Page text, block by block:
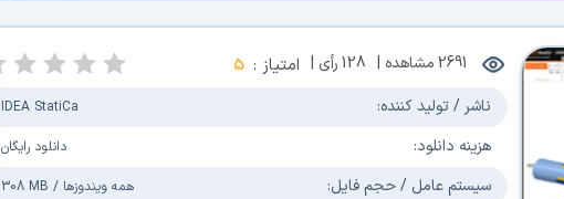
2691مشاهده | 128رأی | امتیاز : 5
ناشر / تولید کننده: IDEA StatiCa
هزینه دانلود: دانلود رایگان
سیستم عامل / حجم فایل: 308 MB / همه ویندوزها